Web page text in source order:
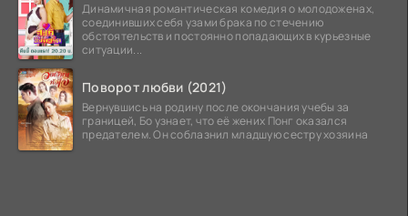
Динамичная романтическая комедия о молодоженах,
соединивших себя узами брака по стечению
обстоятельств и постоянно попадающих в курьезные
ситуации...
Поворот любви (2021)
Вернувшись на родину после окончания учебы за
границей, Бо узнает, что её жених Понг оказался
предателем. Он соблазнил младшую сестру хозяина